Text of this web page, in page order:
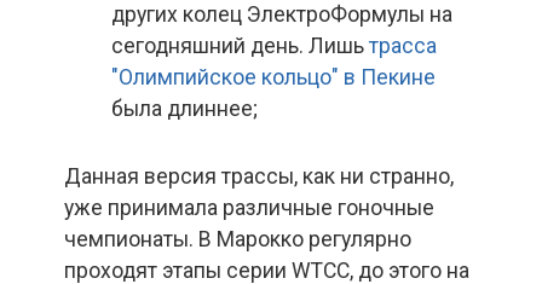
других колец ЭлектроФормулы на
сегодняшний день. Лишь трасса
"Олимпийское кольцо" в Пекине
была длиннее;
Данная версия трассы, как ни странно,
уже принимала различные гоночные
чемпионаты. В Марокко регулярно
проходят этапы серии WTCC, до этого на